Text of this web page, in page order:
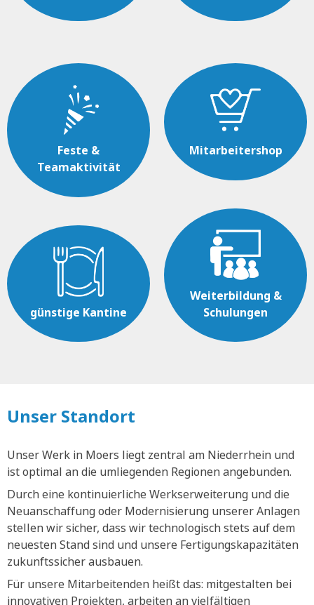
Feste &
Teamaktivität
günstige Kantine
Mitarbeitershop
Weiterbildung &
Schulungen
Unser Standort
Unser Werk in Moers liegt zentral am Niederrhein und
ist optimal an die umliegenden Regionen angebunden.
Durch eine kontinuierliche Werkserweiterung und die
Neuanschaffung oder Modernisierung unserer Anlagen
stellen wir sicher, dass wir technologisch stets auf dem
neuesten Stand sind und unsere Fertigungskapazitäten
zukunftssicher ausbauen.
Für unsere Mitarbeitenden heißt das: mitgestalten bei
innovativen Projekten, arbeiten an vielfältigen